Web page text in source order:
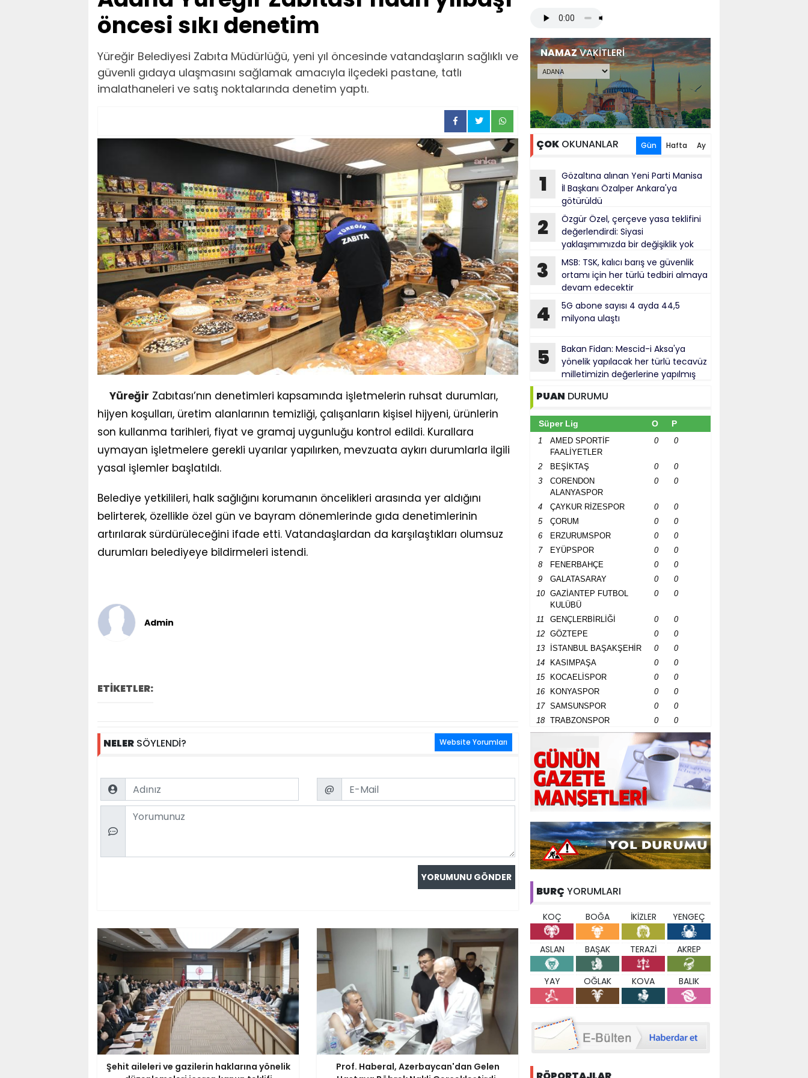
öncesi sıkı denetim
Yüreğir Belediyesi Zabıta Müdürlüğü, yeni yıl öncesinde vatandaşların sağlıklı ve
güvenli gıdaya ulaşmasını sağlamak amacıyla ilçedeki pastane, tatlı
imalathaneleri ve satış noktalarında denetim yaptı.
Yüreğir Zabıtası’nın denetimleri kapsamında işletmelerin ruhsat durumları,
hijyen koşulları, üretim alanlarının temizliği, çalışanların kişisel hijyeni, ürünlerin
son kullanma tarihleri, fiyat ve gramaj uygunluğu kontrol edildi. Kurallara
uymayan işletmelere gerekli uyarılar yapılırken, mevzuata aykırı durumlarla ilgili
yasal işlemler başlatıldı.
Belediye yetkilileri, halk sağlığını korumanın öncelikleri arasında yer aldığını
belirterek, özellikle özel gün ve bayram dönemlerinde gıda denetimlerinin
artırılarak sürdürüleceğini ifade etti. Vatandaşlardan da karşılaştıkları olumsuz
durumları belediyeye bildirmeleri istendi.
Admin
ETİKETLER:
NELER SÖYLENDİ? Website Yorumları
Name Email
@
Comment
Şehit aileleri ve gazilerin haklarına yönelik
Prof. Haberal, Azerbaycan'dan Gelen
NAMAZVAKİTLERİ
ÇOK OKUNANLAR Gün Hafta Ay
1
Gözaltına alınan Yeni Parti Manisa
İl Başkanı Özalper Ankara'ya
götürüldü
2
Özgür Özel, çerçeve yasa teklifini
değerlendirdi: Siyasi
yaklaşımımızda bir değişiklik yok
ancak usul ve üslup açısından yanlış
3
MSB: TSK, kalıcı barış ve güvenlik
ortamı için her türlü tedbiri almaya
devam edecektir
4
5G abone sayısı 4 ayda 44,5
milyona ulaştı
5
Bakan Fidan: Mescid-i Aksa'ya
yönelik yapılacak her türlü tecavüz
milletimizin değerlerine yapılmış
kabul ediliyor
PUAN DURUMU
Süper Lig O P
1
AMED SPORTİF
FAALİYETLER
0 0
2 BEŞİKTAŞ 0
0
3
CORENDON
ALANYASPOR
0 0
4 ÇAYKUR RİZESPOR 0
0
5
ÇORUM 0
0
6
ERZURUMSPOR 0
0
7
EYÜPSPOR 0
0
8
FENERBAHÇE 0
0
9
GALATASARAY 0
0
10
GAZİANTEP FUTBOL
KULÜBÜ
0 0
11 GENÇLERBİRLİĞİ 0
0
12
GÖZTEPE 0
0
13
İSTANBUL BAŞAKŞEHİR 0
0
14
KASIMPAŞA 0
0
15
KOCAELİSPOR 0
0
16
KONYASPOR 0
0
17
SAMSUNSPOR 0
0
18
TRABZONSPOR 0 0
BURÇ YORUMLARI
KOÇ BOĞA İKİZLER YENGEÇ
ASLAN BAŞAK TERAZİ AKREP
YAY OĞLAK KOVA BALIK